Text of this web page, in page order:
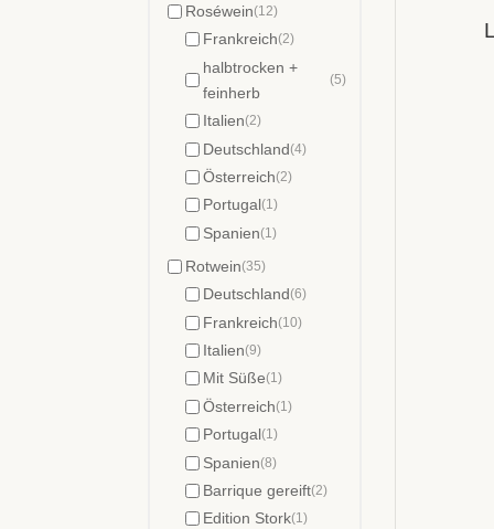
Roséwein(12)
Frankreich(2)
halbtrocken +
feinherb
(5)
Italien(2)
Deutschland(4)
Österreich(2)
Portugal(1)
Spanien(1)
Rotwein(35)
Deutschland(6)
Frankreich(10)
Italien(9)
Mit Süße(1)
Österreich(1)
Portugal(1)
Spanien(8)
Barrique gereift(2)
Edition Stork(1)